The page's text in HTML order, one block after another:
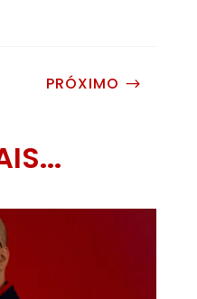
PRÓXIMO $